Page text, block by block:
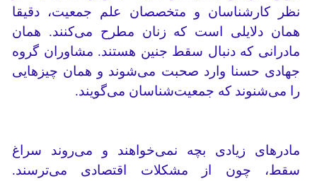
نظر کارشناسان و متخصصان علم جمعیت، دقیقا
همان دلایلی است که زنان مطرح می‌کنند. همان
مادرانی که دنبال سقط جنین هستند. مشاوران گروه
جهادی حسنا وارد صحبت می‌شوند و همان چیزهایی
را می‌شنوند که جمعیت‌شناسان می‌گویند.
مادرهای زیادی بچه نمی‌خواهند و می‌روند سراغ
سقط، چون از مشکلات اقتصادی می‌ترسند.